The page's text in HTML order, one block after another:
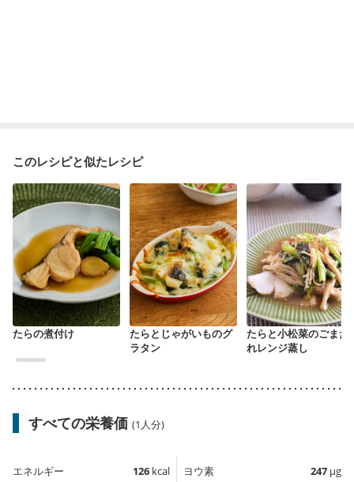
このレシピと似たレシピ
たらの煮付け
たらとじゃがいものグ
ラタン
たらと小松菜のごまだ
れレンジ蒸し
すべての栄養価 (1人分)
エネルギー 126 kcal
ヨウ素 247 µg